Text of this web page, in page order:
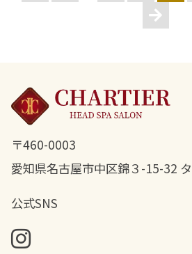
〒460-0003
愛知県名古屋市中区錦３-15-32
公式SNS